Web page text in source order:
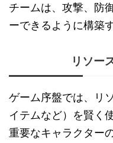
チームは、攻撃、防
ーできるように構築
リソー
ゲーム序盤では、リ
イテムなど）を賢く
重要なキャラクター